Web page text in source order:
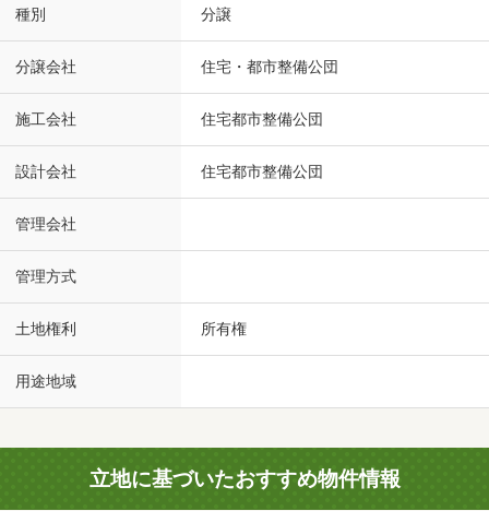
種別 分譲
分譲会社 住宅・都市整備公団
施工会社 住宅都市整備公団
設計会社 住宅都市整備公団
管理会社
管理方式
土地権利 所有権
用途地域
立地に基づいたおすすめ物件情報